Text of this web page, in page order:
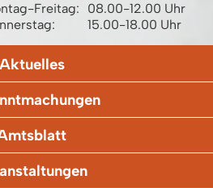
Freitag:
08.00-12.00 Uhr
15.00-18.00 Uhr
Aktuelles